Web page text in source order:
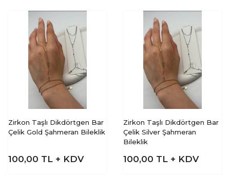
Zirkon Taşlı Dikdörtgen Bar
Çelik Gold Şahmeran Bileklik
100,00 TL + KDV
Zirkon Taşlı Dikdörtgen Bar
Çelik Silver Şahmeran
Bileklik
100,00 TL + KDV